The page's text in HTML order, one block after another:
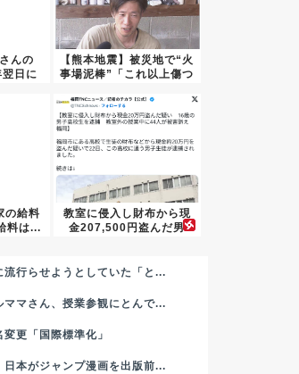
んの
日に
【熊本地震】被災地で“火
事場泥棒”「これ以上傷つ
の給料
料は...
教室に侵入し財布から現
金207,500円盗んだ男
流行らせようとしていた「と...
ママさん、授業参観にとんで...
変更「国際標準化」
日本がジャンプ漫画を出版前...